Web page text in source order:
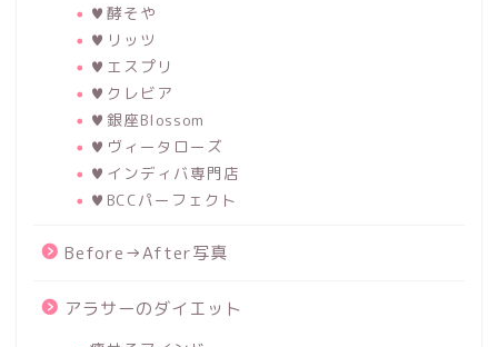
♥酵そや
♥リッツ
♥エスプリ
♥クレビア
♥銀座Blossom
♥ヴィータローズ
♥インディバ専門店
♥BCCパーフェクト
Before→After写真
アラサーのダイエット